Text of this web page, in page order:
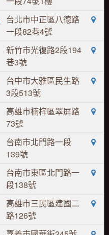
台北市中正區八德路
一段82巷4號
新竹市光復路2段194
巷3號
台中市大雅區民生路
3段513號
高雄市楠梓區翠屏路
73號
台南市北門路一段
139號
台南市東區北門路一
段138號
高雄市三民區建國二
路126號